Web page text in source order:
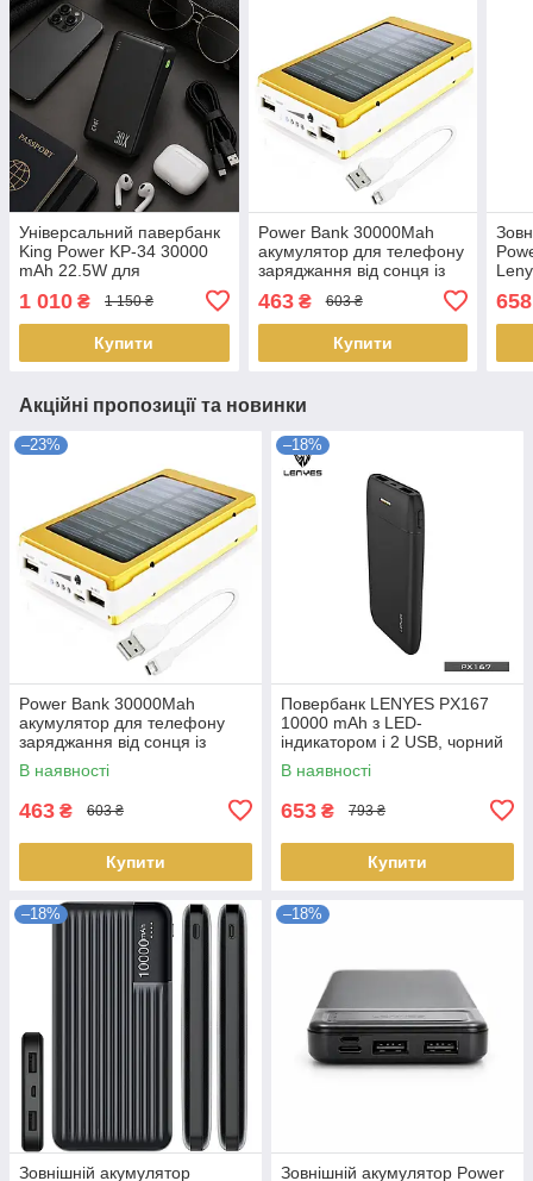
Універсальний павербанк
King Power KP-34 30000
mAh 22.5W для
Доставка по Україні
1 010 ₴ 1 150 ₴
Купити
Power Bank 30000Mah
акумулятор для телефону
заряджання від сонця із
сонячною батареєю LS-
NNPC95
463₴ 603 ₴
Купити
658
Акційні пропозиції та новинки
–23%
Power Bank 30000Mah
акумулятор для телефону
заряджання від сонця із
сонячною батареєю LS-
NNPC95
В наявності
463 ₴ 603 ₴
Купити
–18%
Повербанк LENYES PX167
10000 mAh з LED-
індикатором і 2 USB, чорний
Доставка по Україні
В наявності
653 ₴ 793 ₴
Купити
–18%
Зовнішній акумулятор
–18%
Зовнішній акумулятор Power